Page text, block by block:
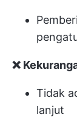
❌
Tidak
lanjut